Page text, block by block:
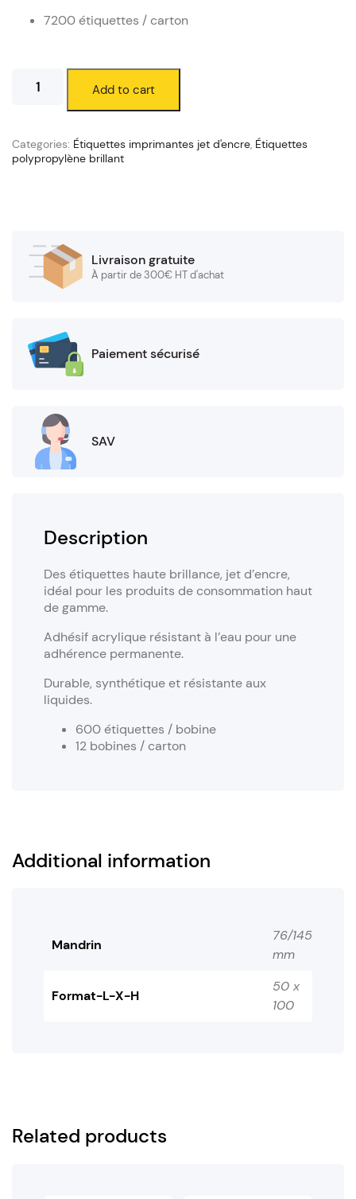
7200 étiquettes / carton
polypropylène
x
100
Add to cart
Categories: Étiquettes imprimantes jet d'encre, Étiquettes
polypropylène brillant
Livraison gratuite
À partir de 300€ HT d'achat
Paiement sécurisé
SAV
Description
Des étiquettes haute brillance, jet d’encre,
idéal pour les produits de consommation haut
de gamme.
Adhésif acrylique résistant à l’eau pour une
adhérence permanente.
Durable, synthétique et résistante aux
liquides.
600 étiquettes / bobine
12 bobines / carton
Additional information
Mandrin
76/145
mm
Format-L-X-H
50 x
100
Related products